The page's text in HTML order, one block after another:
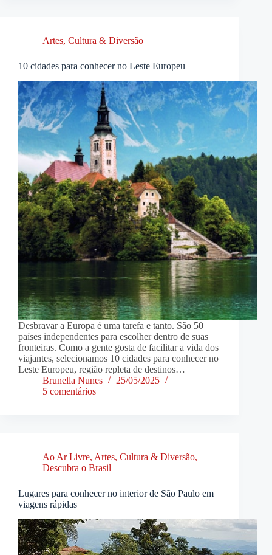
Artes, Cultura & Diversão
10 cidades para conhecer no Leste Europeu
Desbravar a Europa é uma tarefa e tanto. São 50
países independentes para escolher dentro de suas
fronteiras. Como a gente gosta de facilitar a vida dos
viajantes, selecionamos 10 cidades para conhecer no
Leste Europeu, região repleta de destinos…
Brunella Nunes
25/05/2025
5 comentários
Ao Ar Livre, Artes, Cultura & Diversão,
Descubra o Brasil
Lugares para conhecer no interior de São Paulo em
viagens rápidas